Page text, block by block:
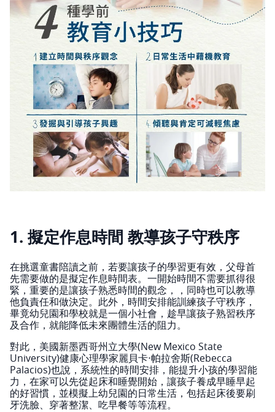
1. 擬定作息時間 教導孩子守秩序
在挑選童書陪讀之前，若要讓孩子的學習更有效，父母首
先需要做的是擬定作息時間表。一開始時間不需要抓得很
緊，重要的是讓孩子熟悉時間的觀念，，同時也可以教導
他負責任和做決定。此外，時間安排能訓練孩子守秩序，
畢竟幼兒園和學校就是一個小社會，趁早讓孩子熟習秩序
及合作，就能降低未來團體生活的阻力。
對此，美國新墨西哥州立大學(New Mexico State
University)健康心理學家麗貝卡⋅帕拉舍斯(Rebecca
Palacios)也說，系統性的時間安排，能提升小孩的學習能
力，在家可以先從起床和睡覺開始，讓孩子養成早睡早起
的好習慣，並模擬上幼兒園的日常生活，包括起床後要刷
牙洗臉、穿著整潔、吃早餐等等流程。